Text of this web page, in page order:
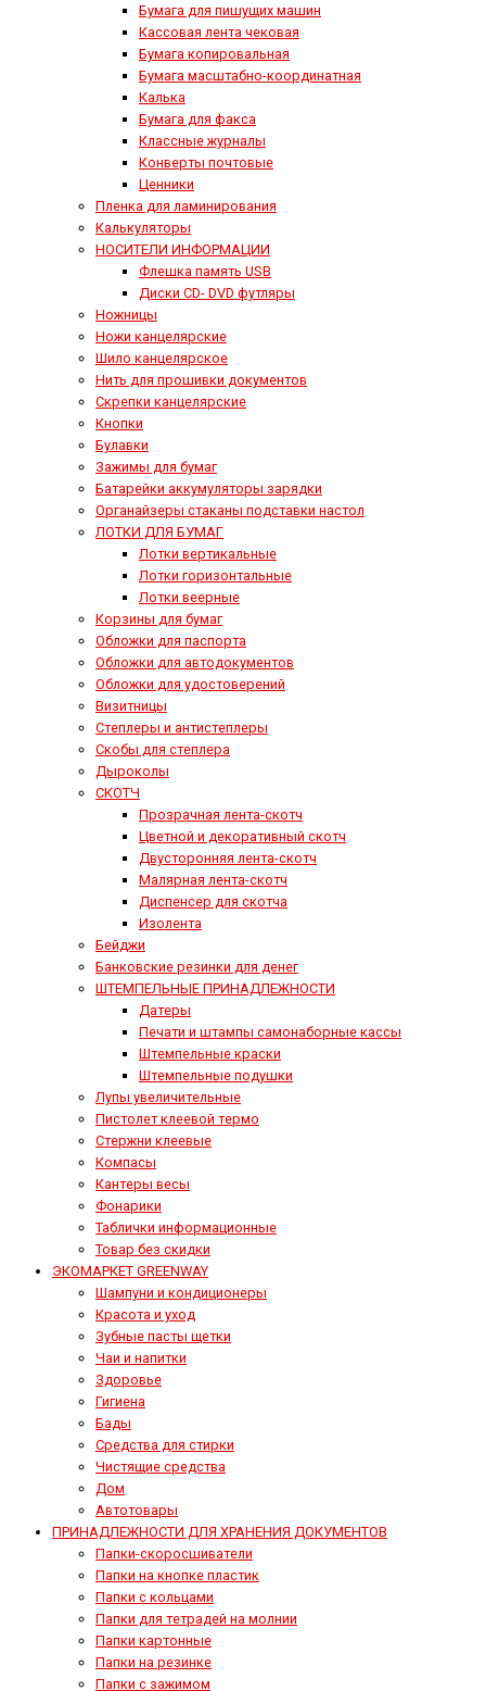
Бумага для пишущих машин
Кассовая лента чековая
Бумага копировальная
Бумага масштабно-координатная
Калька
Бумага для факса
Классные журналы
Конверты почтовые
Ценники
Пленка для ламинирования
Калькуляторы
НОСИТЕЛИ ИНФОРМАЦИИ
Флешка память USB
Диски СD- DVD футляры
Ножницы
Ножи канцелярские
Шило канцелярское
Нить для прошивки документов
Скрепки канцелярские
Кнопки
Булавки
Зажимы для бумаг
Батарейки аккумуляторы зарядки
Органайзеры стаканы подставки настол
ЛОТКИ ДЛЯ БУМАГ
Лотки вертикальные
Лотки горизонтальные
Лотки веерные
Корзины для бумаг
Обложки для паспорта
Обложки для автодокументов
Обложки для удостоверений
Визитницы
Степлеры и антистеплеры
Скобы для степлера
Дыроколы
СКОТЧ
Прозрачная лента-скотч
Цветной и декоративный скотч
Двусторонняя лента-скотч
Малярная лента-скотч
Диспенсер для скотча
Изолента
Бейджи
Банковские резинки для денег
ШТЕМПЕЛЬНЫЕ ПРИНАДЛЕЖНОСТИ
Датеры
Печати и штампы самонаборные кассы
Штемпельные краски
Штемпельные подушки
Лупы увеличительные
Пистолет клеевой термо
Стержни клеевые
Компасы
Кантеры весы
Фонарики
Таблички информационные
Товар без скидки
ЭКОМАРКЕТ GREENWAY
Шампуни и кондиционеры
Красота и уход
Зубные пасты щетки
Чаи и напитки
Здоровье
Гигиена
Бады
Средства для стирки
Чистящие средства
Дом
Автотовары
ПРИНАДЛЕЖНОСТИ ДЛЯ ХРАНЕНИЯ ДОКУМЕНТОВ
Папки-скоросшиватели
Папки на кнопке пластик
Папки с кольцами
Папки для тетрадей на молнии
Папки картонные
Папки на резинке
Папки с зажимом